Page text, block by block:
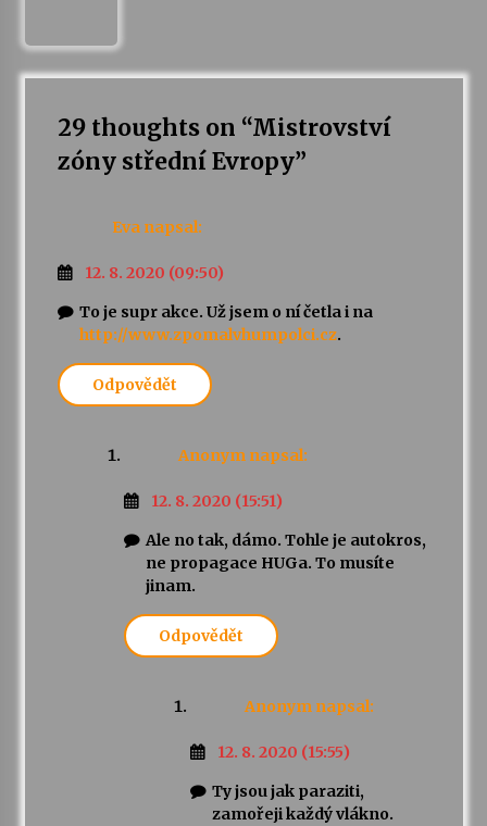
29 thoughts on “Mistrovství
zóny střední Evropy”
Eva napsal:
12. 8. 2020 (09:50)
To je supr akce. Už jsem o ní četla i na
http://www.zpomalvhumpolci.cz.
Odpovědět
Anonym napsal:
12. 8. 2020 (15:51)
Ale no tak, dámo. Tohle je autokros,
ne propagace HUGa. To musíte
jinam.
Odpovědět
Anonym napsal:
12. 8. 2020 (15:55)
Ty jsou jak paraziti,
zamořeji každý vlákno.